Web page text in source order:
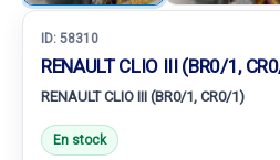
ID: 58310
RENAULT CLIO III (BR0/1,
RENAULT CLIO III (BR0/1, CR0/1)
En stock